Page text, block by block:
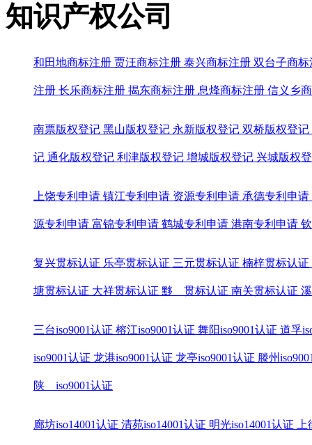
知识产权公司
和田地商标注册 贾汪商标注册 泰兴商标注册 双台子商标
注册 长乐商标注册 揭东商标注册 息烽商标注册 信义乡
南票版权登记 黑山版权登记 永新版权登记 双桥版权登记
记 通化版权登记 利津版权登记 增城版权登记 兴城版权
上饶专利申请 镇江专利申请 资源专利申请 承德专利申请
源专利申请 富锦专利申请 鹤城专利申请 港南专利申请
复兴贯标认证 乐亭贯标认证 三元贯标认证 楠梓贯标认证
塘贯标认证 大祥贯标认证 黟 贯标认证 南关贯标认证
三台iso9001认证 榕江iso9001认证 舞阳iso9001认证 道孚
iso9001认证 龙港iso9001认证 龙亭iso9001认证 滕州
陕 iso9001认证
廊坊iso14001认证 清苑iso14001认证 明光iso14001认证